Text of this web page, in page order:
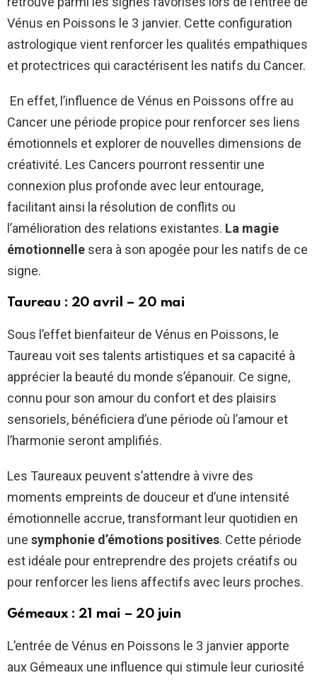
Vénus en Poissons le 3 janvier. Cette configuration
astrologique vient renforcer les qualités empathiques
et protectrices qui caractérisent les natifs du Cancer.
En effet, l’influence de Vénus en Poissons offre au
Cancer une période propice pour renforcer ses liens
émotionnels et explorer de nouvelles dimensions de
créativité. Les Cancers pourront ressentir une
connexion plus profonde avec leur entourage,
facilitant ainsi la résolution de conflits ou
l’amélioration des relations existantes. La magie
émotionnelle sera à son apogée pour les natifs de ce
signe.
Taureau : 20 avril – 20 mai
Sous l’effet bienfaiteur de Vénus en Poissons, le
Taureau voit ses talents artistiques et sa capacité à
apprécier la beauté du monde s’épanouir. Ce signe,
connu pour son amour du confort et des plaisirs
sensoriels, bénéficiera d’une période où l’amour et
l’harmonie seront amplifiés.
Les Taureaux peuvent s’attendre à vivre des
moments empreints de douceur et d’une intensité
émotionnelle accrue, transformant leur quotidien en
une symphonie d’émotions positives. Cette période
est idéale pour entreprendre des projets créatifs ou
pour renforcer les liens affectifs avec leurs proches.
Gémeaux : 21 mai – 20 juin
L’entrée de Vénus en Poissons le 3 janvier apporte
aux Gémeaux une influence qui stimule leur curiosité